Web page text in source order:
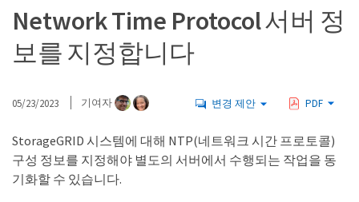
Network Time Protocol 서버 정
보를 지정합니다
05/23/2023 기여자 변경 제안 PDF
StorageGRID 시스템에 대해 NTP(네트워크 시간 프로토콜)
구성 정보를 지정해야 별도의 서버에서 수행되는 작업을 동
기화할 수 있습니다.